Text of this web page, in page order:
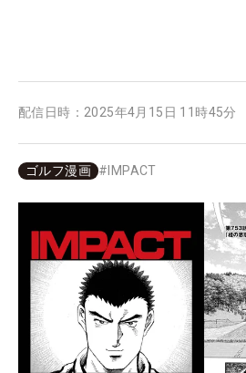
配信日時： 2025年4月15日 11時45分
ゴルフ漫画 # IMPACT